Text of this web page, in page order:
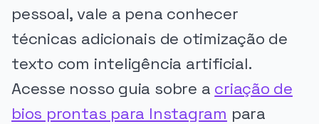
pessoal, vale a pena conhecer
técnicas adicionais de otimização de
texto com inteligência artificial.
Acesse nosso guia sobre a criação de
bios prontas para Instagram para